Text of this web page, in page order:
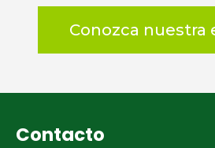
Conozca nuestra
Contacto